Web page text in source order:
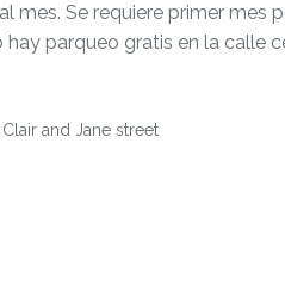
mes. Se requiere primer mes
parqueo gratis en la calle
and Jane street